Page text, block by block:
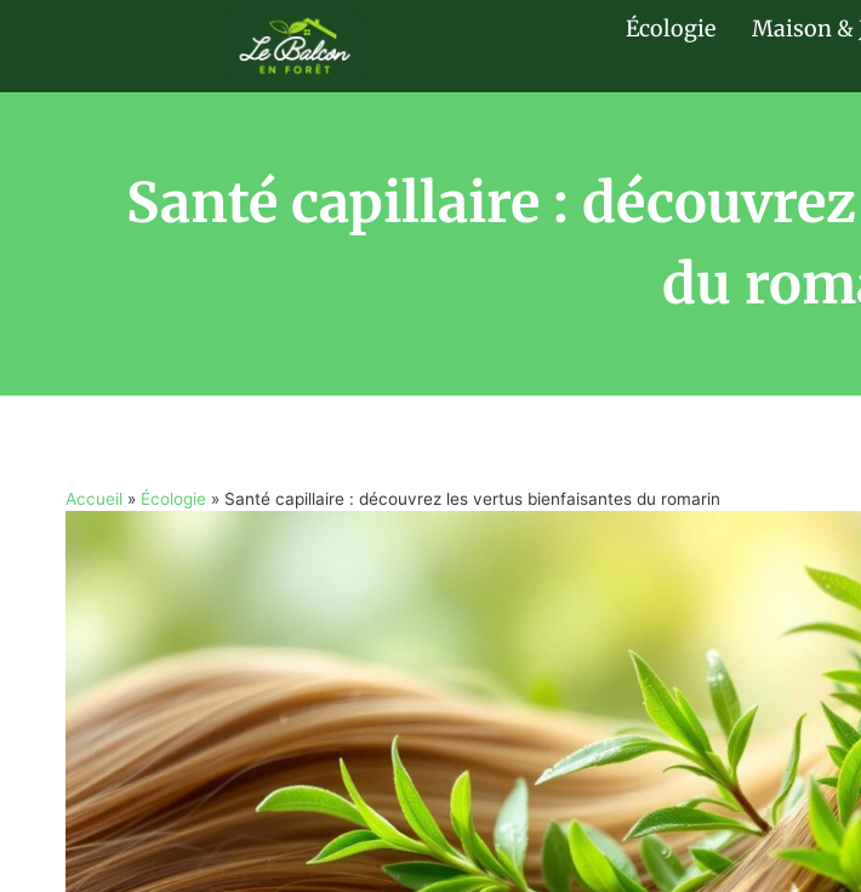
Écologie Maison &
Santé capillaire :
du
Accueil» Écologie » Santé capillaire : découvrez les vertus bienfaisantes du romarin